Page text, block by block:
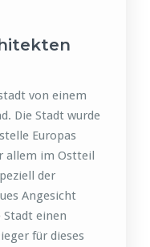
von einem
Die Stadt wurde
Europas
allem im Ostteil
der
Angesicht
einen
für dieses